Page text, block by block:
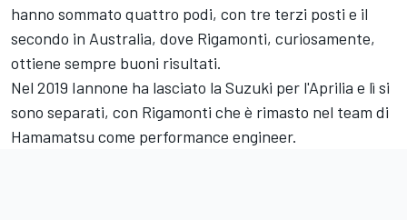
hanno sommato quattro podi, con tre terzi posti e il
secondo in Australia, dove Rigamonti, curiosamente,
ottiene sempre buoni risultati.
Nel 2019 Iannone ha lasciato la Suzuki per l'Aprilia e lì si
sono separati, con Rigamonti che è rimasto nel team di
Hamamatsu come performance engineer.